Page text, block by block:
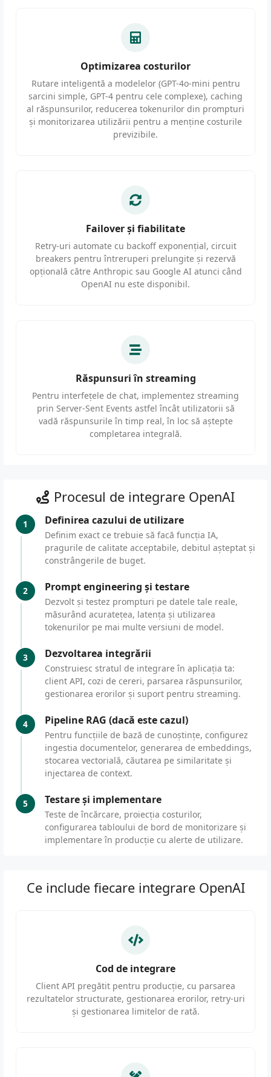
Optimizarea costurilor
Rutare inteligentă a modelelor (GPT-4o-mini pentru
sarcini simple, GPT-4 pentru cele complexe), caching
al răspunsurilor, reducerea tokenurilor din prompturi
și monitorizarea utilizării pentru a menține costurile
previzibile.
Failover și fiabilitate
Retry-uri automate cu backoff exponențial, circuit
breakers pentru întreruperi prelungite și rezervă
opțională către Anthropic sau Google AI atunci când
OpenAI nu este disponibil.
Răspunsuri în streaming
Pentru interfețele de chat, implementez streaming
prin Server-Sent Events astfel încât utilizatorii să
vadă răspunsurile în timp real, în loc să aștepte
completarea integrală.
Procesul de integrare OpenAI
1 Definirea cazului de utilizare
Definim exact ce trebuie să facă funcția IA,
pragurile de calitate acceptabile, debitul așteptat și
constrângerile de buget.
2 Prompt engineering și testare
Dezvolt și testez prompturi pe datele tale reale,
măsurând acuratețea, latența și utilizarea
tokenurilor pe mai multe versiuni de model.
3 Dezvoltarea integrării
Construiesc stratul de integrare în aplicația ta:
client API, cozi de cereri, parsarea răspunsurilor,
gestionarea erorilor și suport pentru streaming.
4 Pipeline RAG (dacă este cazul)
Pentru funcțiile de bază de cunoștințe, configurez
ingestia documentelor, generarea de embeddings,
stocarea vectorială, căutarea pe similaritate și
injectarea de context.
5 Testare și implementare
Teste de încărcare, proiecția costurilor,
configurarea tabloului de bord de monitorizare și
implementare în producție cu alerte de utilizare.
Ce include fiecare integrare OpenAI
Cod de integrare
Client API pregătit pentru producție, cu parsarea
rezultatelor structurate, gestionarea erorilor, retry-uri
și gestionarea limitelor de rată.